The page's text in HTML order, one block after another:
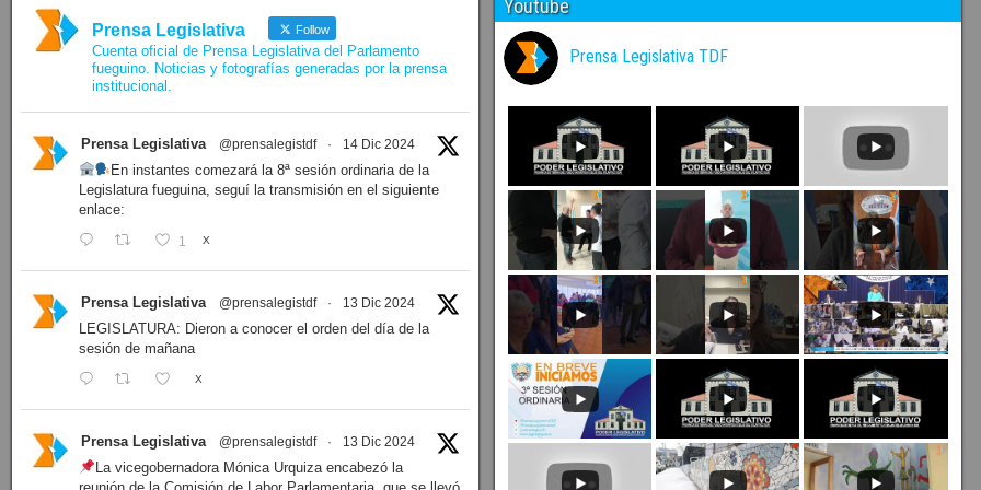
Prensa Legislativa Follow
Cuenta oficial de Prensa Legislativa del Parlamento
fueguino. Noticias y fotografías generadas por la prensa
institucional.
Prensa Legislativa @prensalegistdf · 14 Dic 2024
En instantes comezará la 8ª sesión ordinaria de la
Legislatura fueguina, seguí la transmisión en el siguiente
enlace:
1 X
Prensa Legislativa @prensalegistdf · 13 Dic 2024
LEGISLATURA: Dieron a conocer el orden del día de la
sesión de mañana
X
Prensa Legislativa @prensalegistdf · 13 Dic 2024
La vicegobernadora Mónica Urquiza encabezó la
Youtube
Prensa Legislativa TDF